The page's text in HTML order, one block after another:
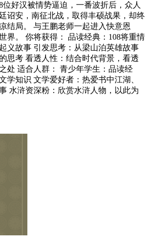
位好汉被情势逼迫，一番波折后，众人
诏安，南征北战，取得丰硕战果，却终
结局。 与王鹏老师一起进入快意恩
界。 你将获得： 品读经典：108将重情
义故事 引发思考：从梁山泊英雄故事
思考 看透人性：结合时代背景，看透
处 适合人群： 青少年学生：品读经
学知识 文学爱好者：热爱书中江湖、
水浒资深粉：欣赏水浒人物，以此为